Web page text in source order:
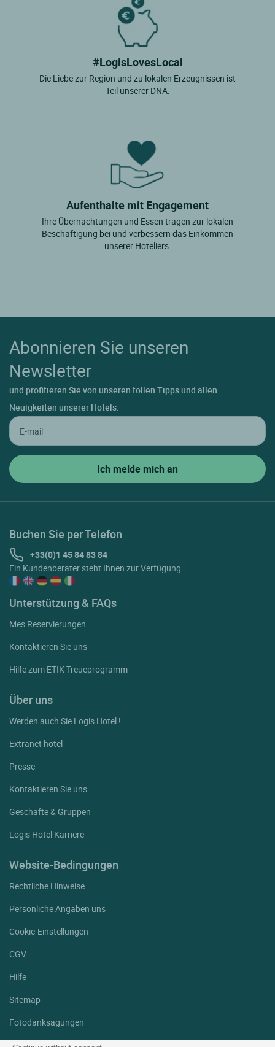
#LogisLovesLocal
Die Liebe zur Region und zu lokalen Erzeugnissen ist
Teil unserer DNA.
Aufenthalte mit Engagement
Ihre Übernachtungen und Essen tragen zur lokalen
Beschäftigung bei und verbessern das Einkommen
unserer Hoteliers.
Abonnieren Sie unseren
Newsletter
und profitieren Sie von unseren tollen Tipps und allen
Neuigkeiten unserer Hotels.
Buchen Sie per Telefon
+33(0)1 45 84 83 84
Ein Kundenberater steht Ihnen zur Verfügung
Unterstützung & FAQs
Mes Reservierungen
Kontaktieren Sie uns
Hilfe zum ETIK Treueprogramm
Über uns
Werden auch Sie Logis Hotel !
Extranet hotel
Presse
Kontaktieren Sie uns
Geschäfte & Gruppen
Logis Hotel Karriere
Website-Bedingungen
Rechtliche Hinweise
Persönliche Angaben uns
Cookie-Einstellungen
CGV
Hilfe
Sitemap
Fotodanksagungen